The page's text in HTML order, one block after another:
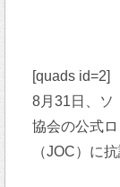
[quads id=2]
8月31日、ソ
協会の公式
（JOC）に